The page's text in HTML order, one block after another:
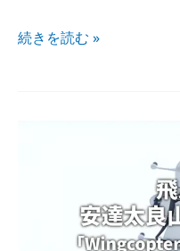
続きを​読む »
「Wingcopter」​
写真測量に​